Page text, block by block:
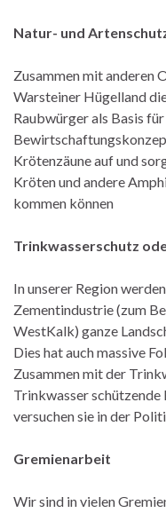
Natur- und
Zusammen mit anderen
Warsteiner Hügelland
Raubwürger als Basis
Krötenzäune auf und
Kröten und andere
kommen können
Trinkwasserschutz
In unserer Region
Zementindustrie (zum
WestKalk) ganze
Dies hat auch massive
Zusammen mit der
Trinkwasser
versuchen sie in der
Gremienarbeit
Wir sind in vielen